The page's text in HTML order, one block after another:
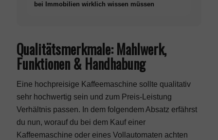
bei Immobilien wirklich wissen müssen
Qualitätsmerkmale: Mahlwerk,
Funktionen & Handhabung
Eine hochpreisige Kaffeemaschine sollte qualitativ
sehr hochwertig sein und zum Preis-Leistung
Verhältnis passen. In dem folgendem Absatz erfährst
du nun, worauf du bei dem Kauf einer
Kaffeemaschine oder eines Vollautomaten achten